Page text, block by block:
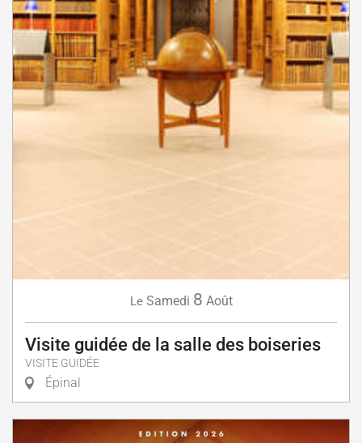
Le Samedi 8 Août
Visite guidée de la salle des boiseries
VISITE GUIDÉE
Épinal